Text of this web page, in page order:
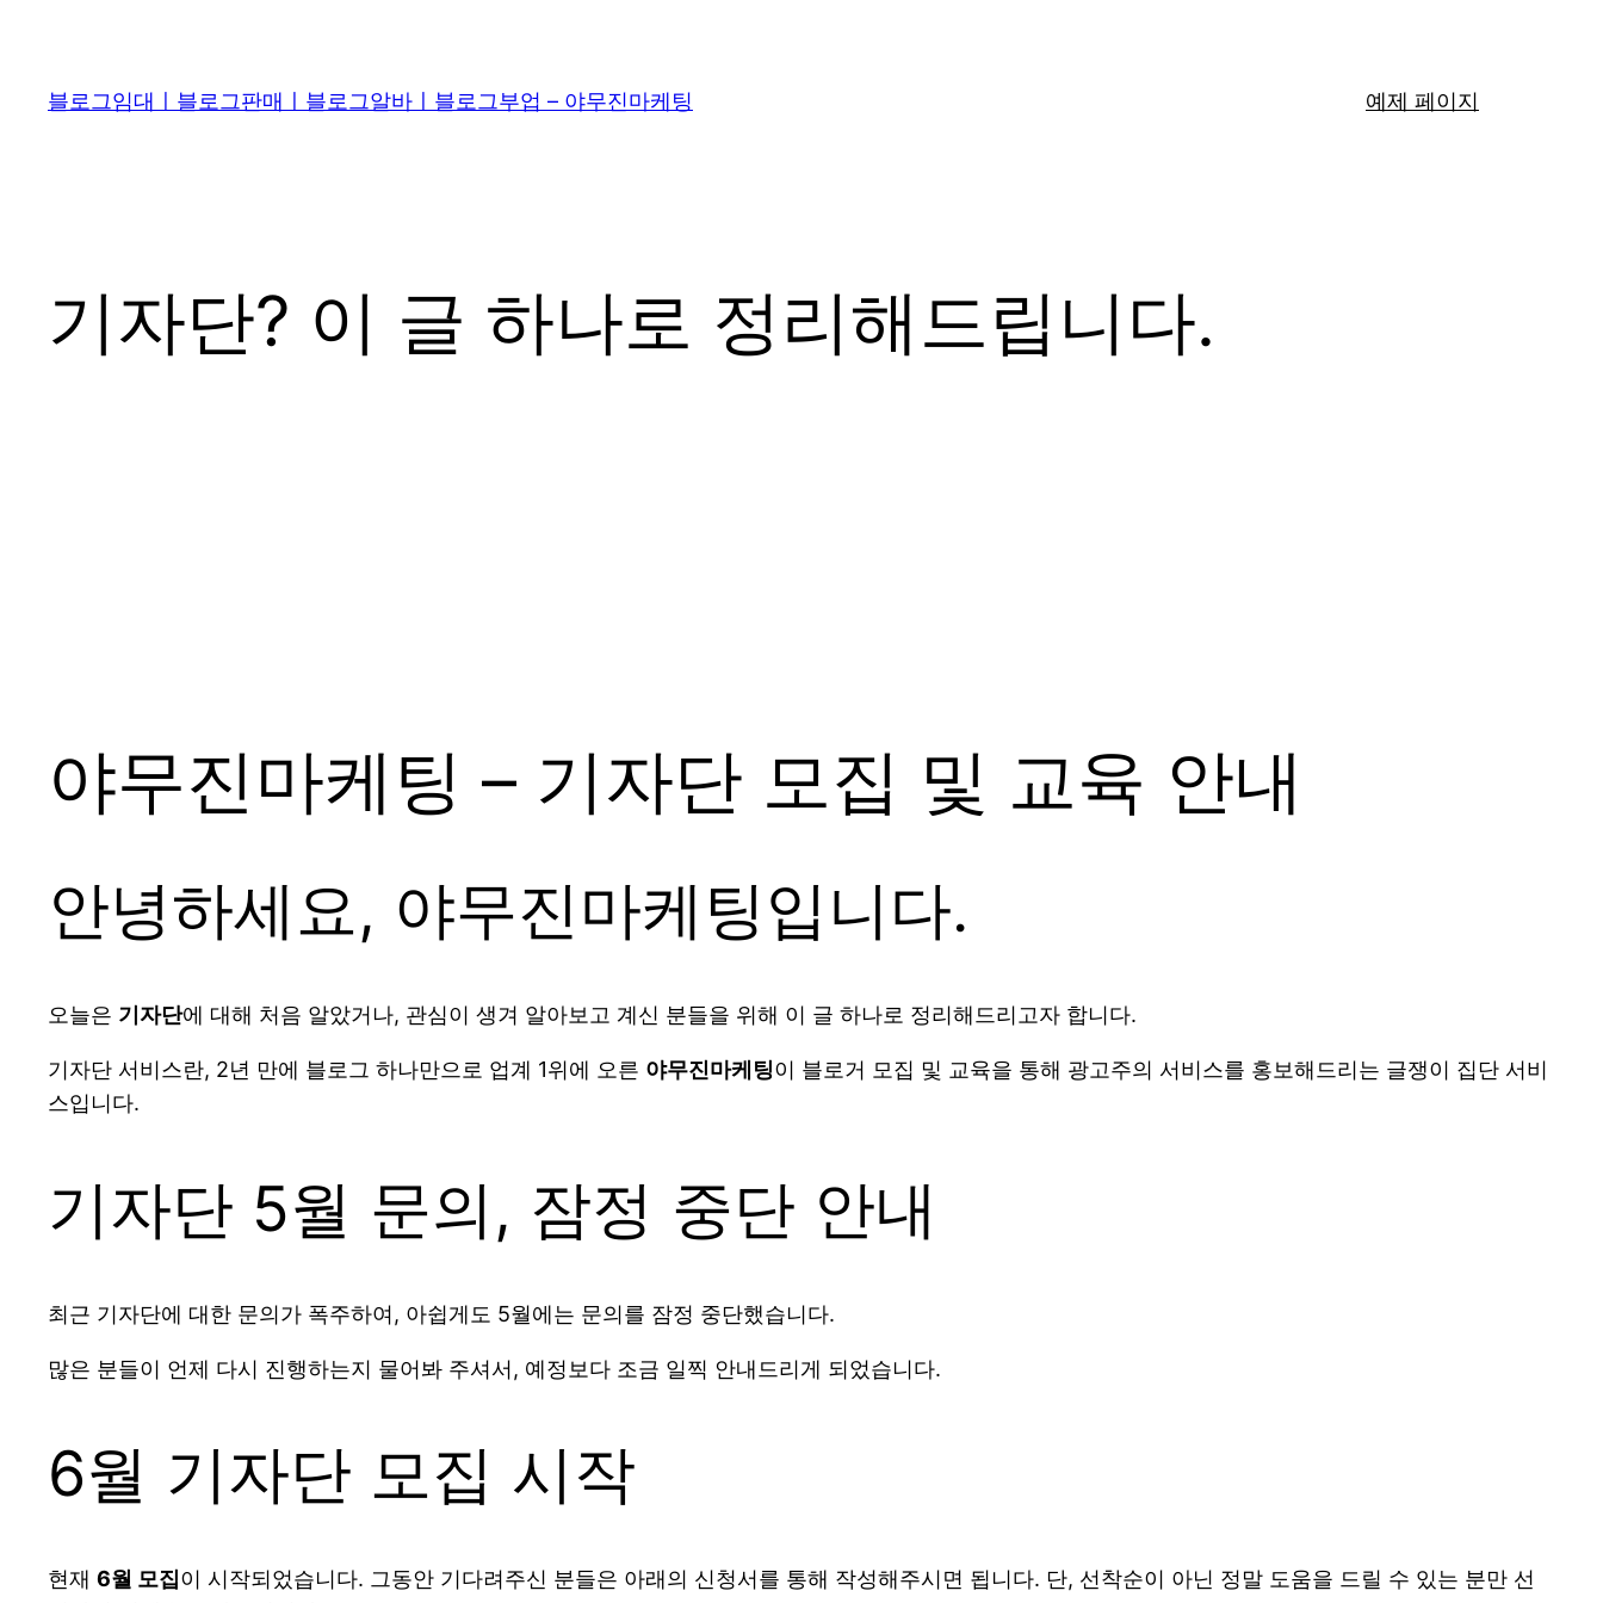
블로그임대ㅣ블로그판매ㅣ블로그알바ㅣ블로그부업 – 야무진마케팅 예제 페이지
기자단? 이 글 하나로 정리해드립니다.
야무진마케팅 – 기자단 모집 및 교육 안내
안녕하세요, 야무진마케팅입니다.
오늘은 기자단에 대해 처음 알았거나, 관심이 생겨 알아보고 계신 분들을 위해 이 글 하나로 정리해드리고자 합니다.
기자단 서비스란, 2년 만에 블로그 하나만으로 업계 1위에 오른 야무진마케팅이 블로거 모집 및 교육을 통해 광고주의 서비스를 홍보해드리는 글쟁이 집단 서비
스입니다.
기자단 5월 문의, 잠정 중단 안내
최근 기자단에 대한 문의가 폭주하여, 아쉽게도 5월에는 문의를 잠정 중단했습니다.
많은 분들이 언제 다시 진행하는지 물어봐 주셔서, 예정보다 조금 일찍 안내드리게 되었습니다.
6월 기자단 모집 시작
현재 6월 모집이 시작되었습니다. 그동안 기다려주신 분들은 아래의 신청서를 통해 작성해주시면 됩니다. 단, 선착순이 아닌 정말 도움을 드릴 수 있는 분만 선